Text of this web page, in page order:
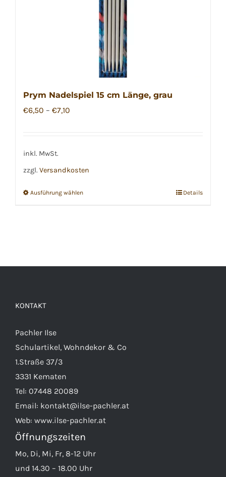
Prym Nadelspiel 15 cm Länge, grau
€6,50 – €7,10
inkl. MwSt.
zzgl. Versandkosten
Ausführung wählenDieses
auf.
Details
KONTAKT
Pachler Ilse
Schulartikel, Wohndekor & Co
1.Straße 37/3
3331 Kematen
Tel: 07448 20089
Email: kontakt@ilse-pachler.at
Web: www.ilse-pachler.at
Öffnungszeiten
Mo, Di, Mi, Fr, 8-12 Uhr
und 14.30 – 18.00 Uhr